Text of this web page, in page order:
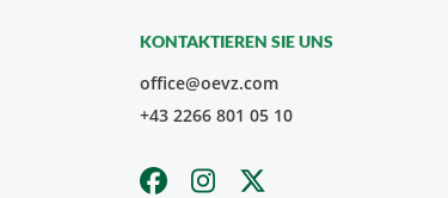
KONTAKTIEREN SIE UNS
office@oevz.com
+43 2266 801 05 10